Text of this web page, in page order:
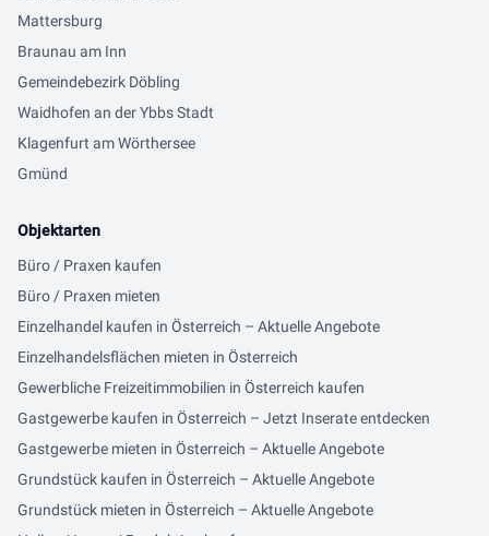
Mattersburg
Braunau am Inn
Gemeindebezirk Döbling
Waidhofen an der Ybbs Stadt
Klagenfurt am Wörthersee
Gmünd
Objektarten
Büro / Praxen kaufen
Büro / Praxen mieten
Einzelhandel kaufen in Österreich – Aktuelle Angebote
Einzelhandelsflächen mieten in Österreich
Gewerbliche Freizeitimmobilien in Österreich kaufen
Gastgewerbe kaufen in Österreich – Jetzt Inserate entdecken
Gastgewerbe mieten in Österreich – Aktuelle Angebote
Grundstück kaufen in Österreich – Aktuelle Angebote
Grundstück mieten in Österreich – Aktuelle Angebote